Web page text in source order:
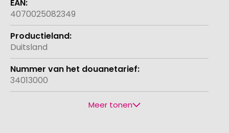
4070025082349
Duitsland
34013000
Meer tonen